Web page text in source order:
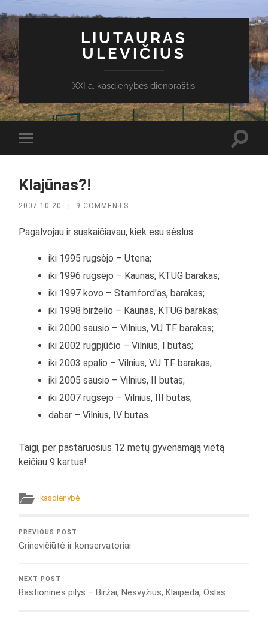
LIUTAURAS
ULEVIČIUS
XXI a. kasdienybės dienoraštis
Toggle
mobile
Klajūnas?!
2007.10.20 / 9 COMMENTS
Pagalvojau ir suskaičiavau, kiek esu sėslus:
iki 1995 rugsėjo – Utena;
iki 1996 rugsėjo – Kaunas, KTUG barakas;
iki 1997 kovo – Stamford'as, barakas;
iki 1998 birželio – Kaunas, KTUG barakas;
iki 2000 sausio – Vilnius, VU TF barakas;
iki 2002 rugpjūčio – Vilnius, I butas;
iki 2003 spalio – Vilnius, VU TF barakas;
iki 2005 sausio – Vilnius, II butas;
iki 2007 rugsėjo – Vilnius, III butas;
dabar – Vilnius, IV butas.
Taigi, per pastaruosius 12 metų gyvenamąją vietą
keičiau 9 kartus!
kasdienybė
PREVIOUS POST
Grinevičiūtė ir konservatoriai
NEXT POST
Bastioninės pilys – Biržai, Nesvyžius, Klaipėda, Oslas